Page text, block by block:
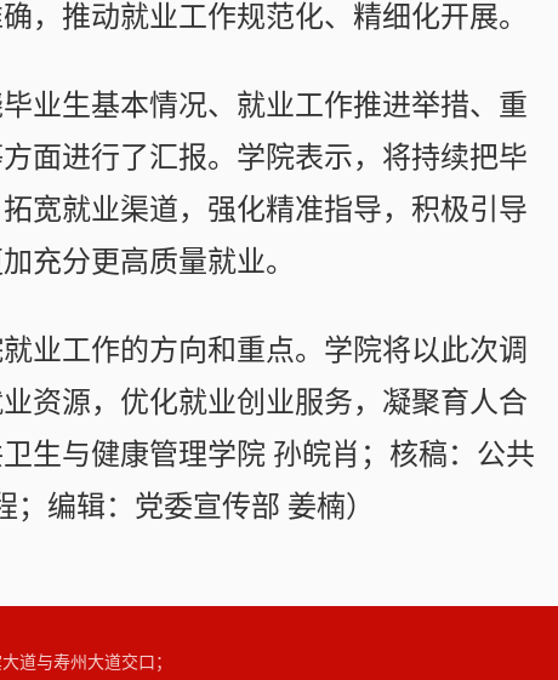
，推动就业工作规范化、精细化开展。
业生基本情况、就业工作推进举措、重
面进行了汇报。学院表示，将持续把毕
宽就业渠道，强化精准指导，积极引导
充分更高质量就业。
业工作的方向和重点。学院将以此次调
资源，优化就业创业服务，凝聚育人合
生与健康管理学院 孙皖肖；核稿：公共
编辑：党委宣传部 姜楠）
道与寿州大道交口；